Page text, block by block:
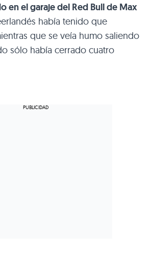
en el garaje del Red Bull de Max
había tenido que
que se veía humo saliendo
sólo había cerrado cuatro